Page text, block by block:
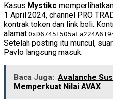
Kasus Mystiko
1 April 2024, channel PRO
kontrak token dan link beli.
alamat
Setelah posting itu muncul,
Pavlo langsung masuk.
Baca Juga: Avalanche
Memperkuat Nilai AVAX